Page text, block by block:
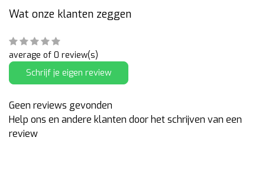
Wat onze klanten zeggen
average of 0 review(s)
Schrijf je eigen review
Geen reviews gevonden
Help ons en andere klanten door het schrijven van een
review